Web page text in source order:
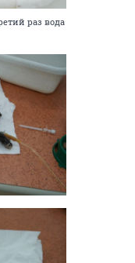
раз вода